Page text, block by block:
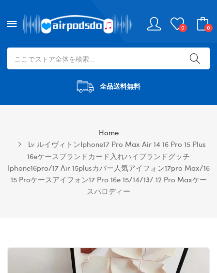
0 0
全品送料無料
Home
Lv ルイヴィトンiphone17 Pro Max Air 14 16 Pro 15 Plus
16eケースブランドカード入れハイブランドグッチ
Iphone16pro/17 Air 15plusカバー人気アイフォン17pro Max/16
15 Proケースアイフォン17 Pro 16e 15/14/13/ 12 Pro Maxケー
スパロディー